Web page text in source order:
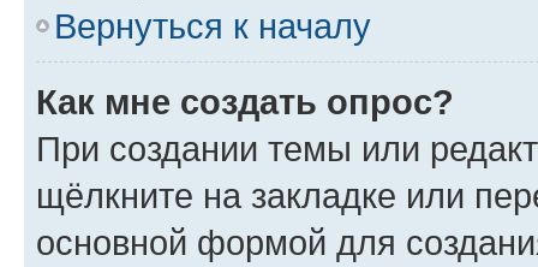
Вернуться к началу
Как мне создать опрос?
При создании темы или
щёлкните на закладке или
основной формой для